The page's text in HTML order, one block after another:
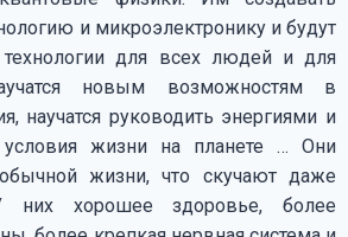
и микроэлектронику и будут
технологии для всех людей и для
новым возможностям в
научатся руководить энергиями и
жизни на планете … Они
жизни, что скучают даже
них хорошее здоровье, более